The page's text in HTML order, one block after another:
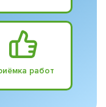
работ